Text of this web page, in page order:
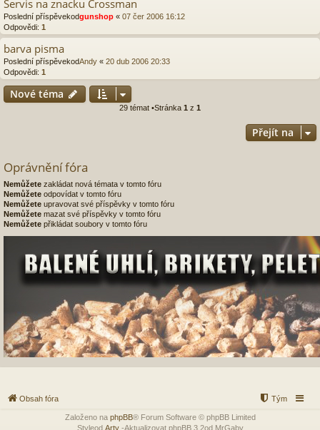
Servis na znacku Crossman
Poslední příspěvekodgunshop « 07 čer 2006 16:12
Odpovědi: 1
barva pisma
Poslední příspěvekodAndy « 20 dub 2006 20:33
Odpovědi: 1
Nové téma
29 témat •Stránka 1 z 1
Přejít na
Oprávnění fóra
Nemůžete zakládat nová témata v tomto fóru
Nemůžete odpovídat v tomto fóru
Nemůžete upravovat své příspěvky v tomto fóru
Nemůžete mazat své příspěvky v tomto fóru
Nemůžete přikládat soubory v tomto fóru
Obsah fóra Tým
Založeno na phpBB® Forum Software © phpBB Limited
Styleod Arty-Aktualizovat phpBB 3.2od MrGaby